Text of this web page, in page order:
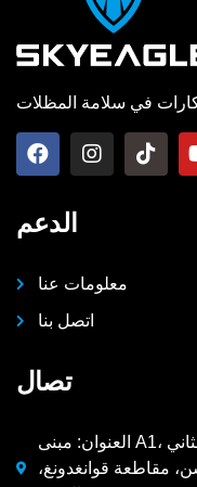
في سلامة المظلات
الدعم
معلومات عنا
اتصل بنا
تصال
العنوان: مبنى A1، حديقة زونغجيا الإبداعية، الطريق الثاني
مقاطعة قوانغدونغ،